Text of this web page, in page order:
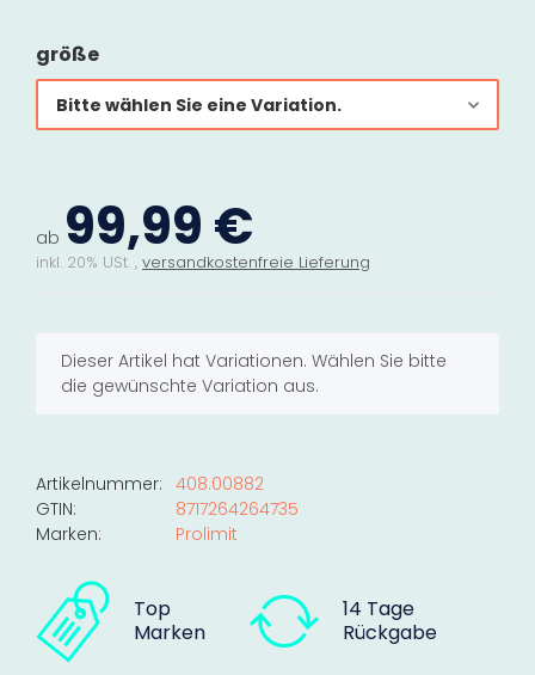
größe
Bitte wählen Sie eine Variation.
ab 99,99 €
inkl. 20% USt. , versandkostenfreie Lieferung
xDieser Artikel hat Variationen. Wählen Sie bitte
die gewünschte Variation aus.
Artikelnummer: 408.00882
GTIN:
8717264264735
Marken:
Prolimit
Top
Marken
14 Tage
Rückgabe